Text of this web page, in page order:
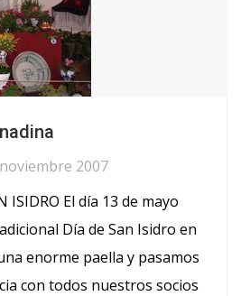
2007
ISIDRO El día 13 de mayo
Día de San Isidro en
enorme paella y pasamos
con todos nuestros socios